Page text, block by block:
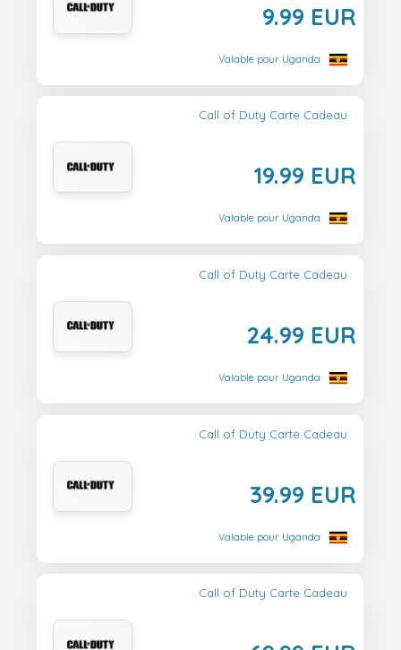
9.99 EUR
Valable pour Uganda
Call of Duty Carte Cadeau
19.99 EUR
Valable pour Uganda
Call of Duty Carte Cadeau
24.99 EUR
Valable pour Uganda
Call of Duty Carte Cadeau
39.99 EUR
Valable pour Uganda
Call of Duty Carte Cadeau